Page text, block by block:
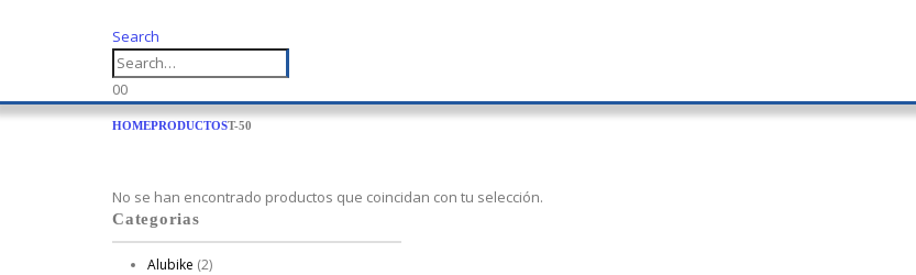
Search
00
HOMEPRODUCTOST-50
No se han encontrado productos que coincidan con tu selección.
Categorias
Alubike (2)